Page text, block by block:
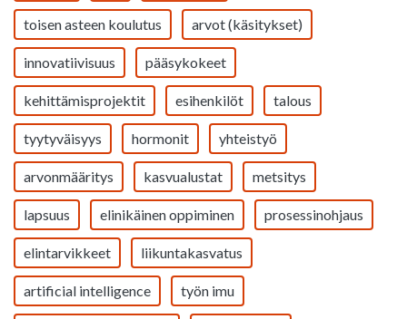
toisen asteen koulutus arvot (käsitykset)
innovatiivisuus pääsykokeet
kehittämisprojektit esihenkilöt talous
tyytyväisyys hormonit yhteistyö
arvonmääritys kasvualustat metsitys
lapsuus elinikäinen oppiminen prosessinohjaus
elintarvikkeet liikuntakasvatus
artificial intelligence työn imu